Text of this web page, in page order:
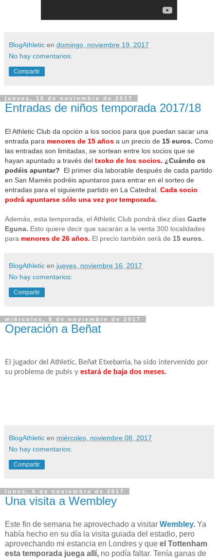
BlogAthletic en domingo, noviembre 19, 2017
No hay comentarios:
Compartir
jueves, 16 de noviembre de 2017
Entradas de niños temporada 2017/18
El Athletic Club da opción a los socios para que puedan sacar una
entrada para menores de 15 años a un precio de 15 euros. Como
las entradas son limitadas, se sortean entre los socios que se
hayan apuntado a través del txoko de los socios. ¿Cuándo os
podéis apuntar?
El primer día laborable después de cada partido
en San Mamés podréis apuntaros para entrar en el sorteo de
entradas para el siguiente partido en La Catedral. Cada socio
podrá apuntarse sólo una vez por temporada.
Además, esta temporada, el Athletic Club pondrá diez días Gazte
Eguna. Esto quiere decir que sacarán a la venta 300 localidades
para menores de 26 años. El precio también será de 15 euros.
BlogAthletic en jueves, noviembre 16, 2017
No hay comentarios:
Compartir
miércoles, 8 de noviembre de 2017
Operación a Beñat
El jugador del Athletic, Beñat Etxebarria, ha sido intervenido por
su problema de pubis y estará de baja dos meses.
BlogAthletic en miércoles, noviembre 08, 2017
No hay comentarios:
Compartir
lunes, 6 de noviembre de 2017
Una visita a Wembley
Este fin de semana he aprovechado a visitar Wembley. Ya
había hecho en su día la visita guiada del estadio, pero
aprovechando mi estancia en Londres y que el Tottenham
esta temporada juega allí, no podía faltar. Tenía ganas de